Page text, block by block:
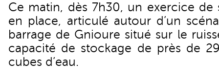
Ce matin, dès 7h30, un exercice
en place, articulé autour d’un
barrage de Gnioure situé sur le
capacité de stockage de près de
cubes d’eau.